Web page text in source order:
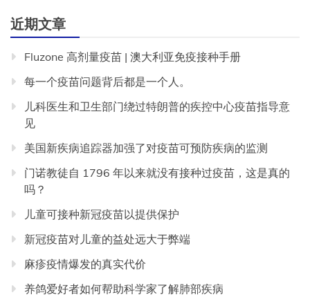
近期文章
Fluzone 高剂量疫苗 | 澳大利亚免疫接种手册
每一个疫苗问题背后都是一个人。
儿科医生和卫生部门绕过特朗普的疾控中心疫苗指导意
见
美国新疾病追踪器加强了对疫苗可预防疾病的监测
门诺教徒自 1796 年以来就没有接种过疫苗，这是真的
吗？
儿童可接种新冠疫苗以提供保护
新冠疫苗对儿童的益处远大于弊端
麻疹疫情爆发的真实代价
养鸽爱好者如何帮助科学家了解肺部疾病